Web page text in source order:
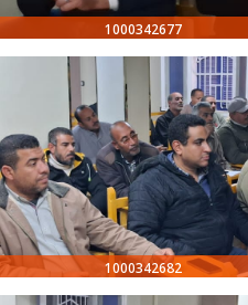
1000342677
1000342682